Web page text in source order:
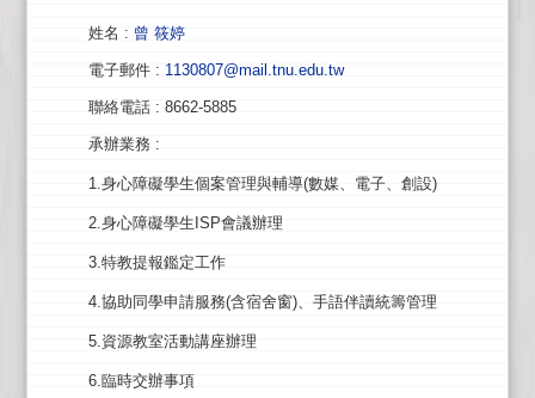
姓名 : 曾 筱婷
電子郵件 : 1130807@mail.tnu.edu.tw
聯絡電話 : 8662-5885
承辦業務 :
1.身心障礙學生個案管理與輔導(數媒、電子、創設)
2.身心障礙學生ISP會議辦理
3.特教提報鑑定工作
4.協助同學申請服務(含宿舍窗)、手語伴讀統籌管理
5.資源教室活動講座辦理
6.臨時交辦事項